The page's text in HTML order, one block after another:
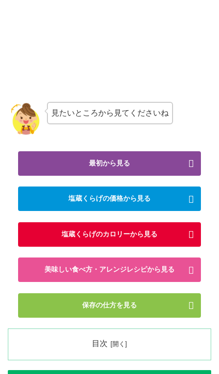
見たいところから見てくださいね
最初から見る
塩蔵くらげの価格から見る
塩蔵くらげのカロリーから見る
美味しい食べ方・アレンジレシピから見る
保存の仕方を見る
目次